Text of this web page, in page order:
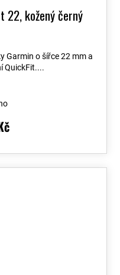
22, kožený černý
Garmin o šířce 22 mm a
QuickFit....